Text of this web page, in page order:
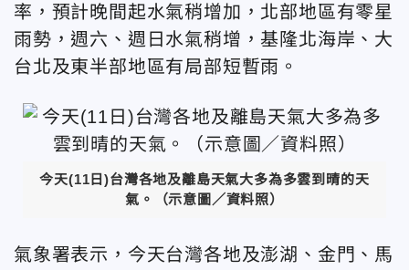
率，預計晚間起水氣稍增加，北部地區有零星
雨勢，週六、週日水氣稍增，基隆北海岸、大
台北及東半部地區有局部短暫雨。
今天(11日)台灣各地及離島天氣大多為多雲到晴的天
氣。（示意圖／資料照）
氣象署表示，今天台灣各地及澎湖、金門、馬